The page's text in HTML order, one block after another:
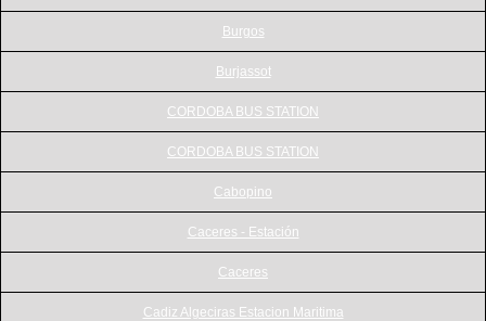
Burgos
Burjassot
CORDOBA BUS STATION
CORDOBA BUS STATION
Cabopino
Caceres - Estación
Caceres
Cadiz Algeciras Estacion Maritima